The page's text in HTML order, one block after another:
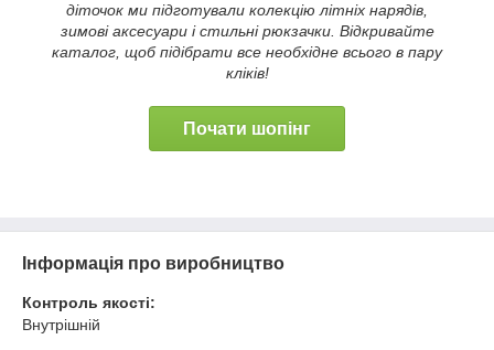
діточок ми підготували колекцію літніх нарядів,
зимові аксесуари і стильні рюкзачки. Відкривайте
каталог, щоб підібрати все необхідне всього в пару
кліків!
Почати шопінг
Інформація про виробництво
Контроль якості:
Внутрішній